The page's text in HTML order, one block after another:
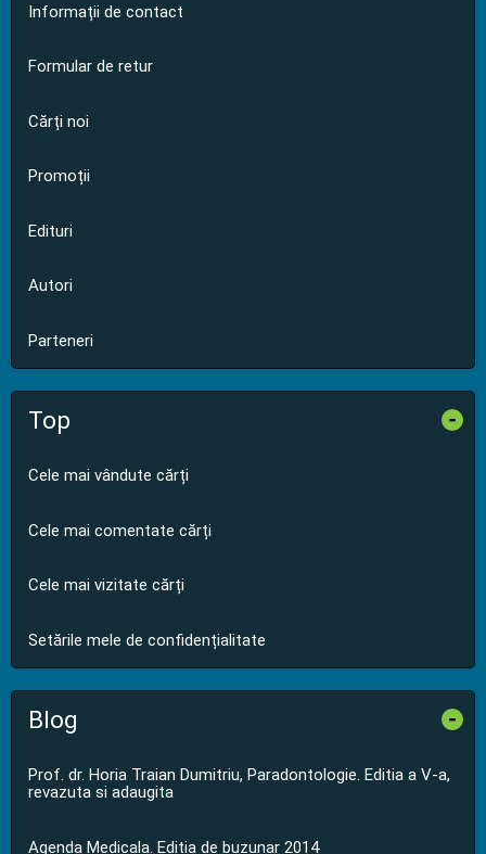
Informații de contact
Formular de retur
Cărți noi
Promoții
Edituri
Autori
Parteneri
Top -
Cele mai vândute cărți
Cele mai comentate cărți
Cele mai vizitate cărți
Setările mele de confidențialitate
Blog -
Prof. dr. Horia Traian Dumitriu, Paradontologie. Editia a V-a,
revazuta si adaugita
Agenda Medicala. Editia de buzunar 2014